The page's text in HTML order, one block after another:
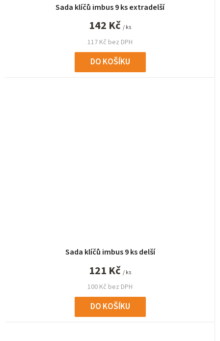
Sada klíčů imbus 9 ks extradelší
117 Kč bez DPH
142 Kč / ks
DO KOŠÍKU
Sada klíčů imbus 9 ks delší
100 Kč bez DPH
121 Kč / ks
DO KOŠÍKU